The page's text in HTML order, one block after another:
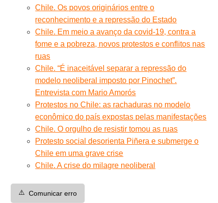
Chile. Os povos originários entre o
reconhecimento e a repressão do Estado
Chile. Em meio a avanço da covid-19, contra a
fome e a pobreza, novos protestos e conflitos nas
ruas
Chile. “É inaceitável separar a repressão do
modelo neoliberal imposto por Pinochet”.
Entrevista com Mario Amorós
Protestos no Chile: as rachaduras no modelo
econômico do país expostas pelas manifestações
Chile. O orgulho de resistir tomou as ruas
Protesto social desorienta Piñera e submerge o
Chile em uma grave crise
Chile. A crise do milagre neoliberal
⚠️ Comunicar erro